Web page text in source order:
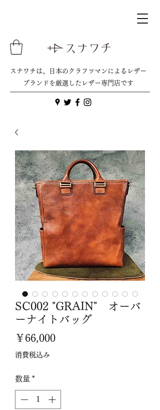
スナワチは、日本のクラフツマンによるレザー
ブランドを厳選したレザー専門店です
SC002 "GRAIN" オーバ
ーナイトバッグ
￥66,000価
消費税込み
数量 *